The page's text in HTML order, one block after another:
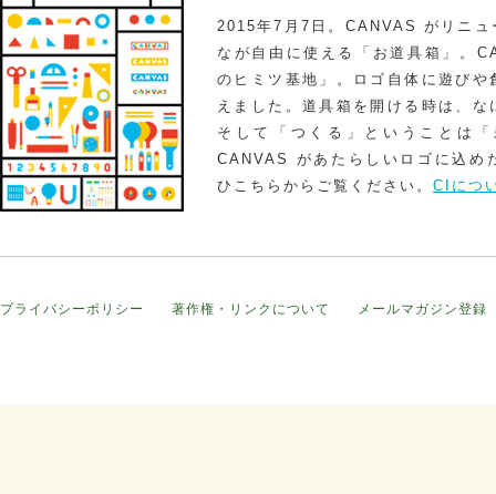
2015年7月7日。CANVAS がリニュ
なが自由に使える「お道具箱」。
のヒミツ基地」。ロゴ自体に遊び
えました。道具箱を開ける時は、
そして「つくる」ということは
CANVAS があたらしいロゴに込め
ひこちらからご覧ください。 CIにつ
プライバシーポリシー 著作権・リンクについて メールマガジン登録